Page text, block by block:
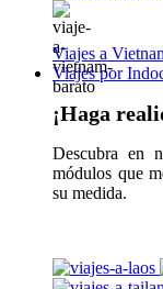
Viajes a
Viajes por
¡Haga
Descubra en
módulos que
su medida.